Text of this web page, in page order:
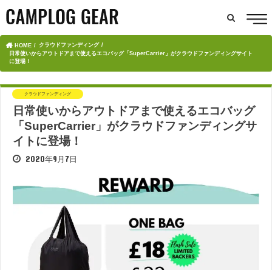
HOME
クラウドファンディング
日常使いからアウトドアまで使えるエコバッグ「SuperCarrier」がクラウドファンディングサイト
に登場！
クラウドファンディング
日常使いからアウトドアまで使えるエコバッグ
「SuperCarrier」がクラウドファンディングサ
イトに登場！
2020年9月7日